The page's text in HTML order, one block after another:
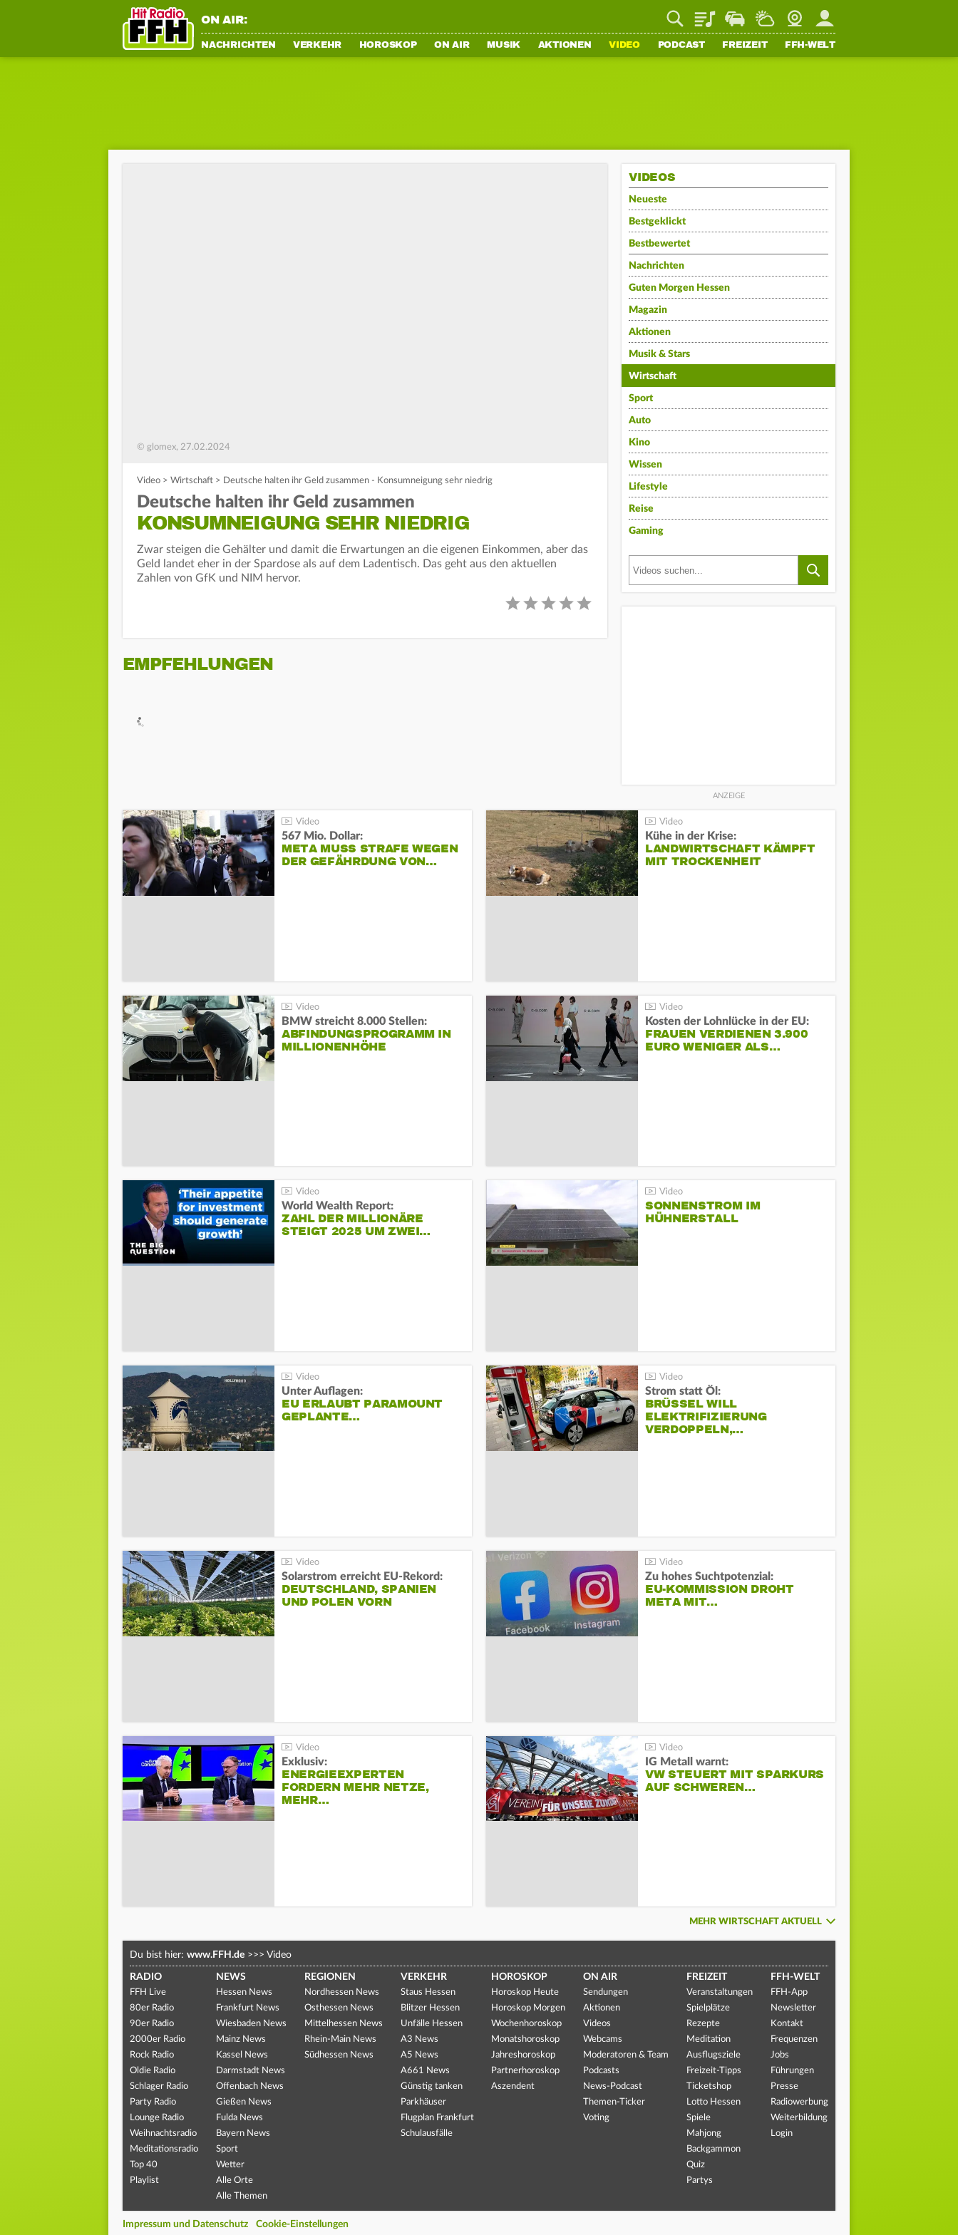
ON AIR: PlaylistStaupilotWetterWebcamMein FFH
NACHRICHTEN VERKEHR HOROSKOP ON AIR MUSIK AKTIONEN VIDEO PODCAST FREIZEIT FFH-WELT
© glomex, 27.02.2024
Video > Wirtschaft > Deutsche halten ihr Geld zusammen - Konsumneigung sehr niedrig
Deutsche halten ihr Geld zusammen
KONSUMNEIGUNG SEHR NIEDRIG
Zwar steigen die Gehälter und damit die Erwartungen an die eigenen Einkommen, aber das
Geld landet eher in der Spardose als auf dem Ladentisch. Das geht aus den aktuellen
Zahlen von GfK und NIM hervor.
EMPFEHLUNGEN
VIDEOS
Neueste
Bestgeklickt
Bestbewertet
Nachrichten
Guten Morgen Hessen
Magazin
Aktionen
Musik & Stars
Wirtschaft
Sport
Auto
Kino
Wissen
Lifestyle
Reise
Gaming
567 Mio. Dollar:
META MUSS STRAFE WEGEN
DER GEFÄHRDUNG VON…
Kühe in der Krise:
LANDWIRTSCHAFT KÄMPFT
MIT TROCKENHEIT
BMW streicht 8.000 Stellen:
ABFINDUNGSPROGRAMM IN
MILLIONENHÖHE
Kosten der Lohnlücke in der EU:
FRAUEN VERDIENEN 3.900
EURO WENIGER ALS…
World Wealth Report:
ZAHL DER MILLIONÄRE
STEIGT 2025 UM ZWEI…
SONNENSTROM IM
HÜHNERSTALL
Unter Auflagen:
EU ERLAUBT PARAMOUNT
GEPLANTE…
Strom statt Öl:
BRÜSSEL WILL
ELEKTRIFIZIERUNG
VERDOPPELN,…
Solarstrom erreicht EU-Rekord:
DEUTSCHLAND, SPANIEN
UND POLEN VORN
Zu hohes Suchtpotenzial:
EU-KOMMISSION DROHT
META MIT…
Exklusiv:
ENERGIEEXPERTEN
FORDERN MEHR NETZE,
MEHR…
IG Metall warnt:
VW STEUERT MIT SPARKURS
AUF SCHWEREN…
MEHR WIRTSCHAFT AKTUELL
Du bist hier: www.FFH.de >>> Video
RADIO
FFH Live
80er Radio
90er Radio
2000er Radio
Rock Radio
Oldie Radio
Schlager Radio
Party Radio
Lounge Radio
Weihnachtsradio
Meditationsradio
Top 40
Playlist
NEWS
Hessen News
Frankfurt News
Wiesbaden News
Mainz News
Kassel News
Darmstadt News
Offenbach News
Gießen News
Fulda News
Bayern News
Sport
Wetter
Alle Orte
Alle Themen
REGIONEN
Nordhessen News
Osthessen News
Mittelhessen News
Rhein-Main News
Südhessen News
VERKEHR
Staus Hessen
Blitzer Hessen
Unfälle Hessen
A3 News
A5 News
A661 News
Günstig tanken
Parkhäuser
Flugplan Frankfurt
Schulausfälle
HOROSKOP
Horoskop Heute
Horoskop Morgen
Wochenhoroskop
Monatshoroskop
Jahreshoroskop
Partnerhoroskop
Aszendent
ON AIR
Sendungen
Aktionen
Videos
Webcams
Moderatoren & Team
Podcasts
News-Podcast
Themen-Ticker
Voting
FREIZEIT
Veranstaltungen
Spielplätze
Rezepte
Meditation
Ausflugsziele
Freizeit-Tipps
Ticketshop
Lotto Hessen
Spiele
Mahjong
Backgammon
Quiz
Partys
FFH-WELT
FFH-App
Newsletter
Kontakt
Frequenzen
Jobs
Führungen
Presse
Radiowerbung
Weiterbildung
Login
Impressum und Datenschutz Cookie-Einstellungen